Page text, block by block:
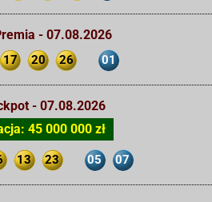
- 07.08.2026
17 20 26 01
- 07.08.2026
45 000 000 zł
13 23 05 07